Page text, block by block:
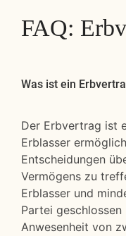
FAQ:
Was ist ein
Der Erbvertrag ist
Erblasser
Entscheidungen
Vermögens zu
Erblasser und
Partei
Anwesenheit von